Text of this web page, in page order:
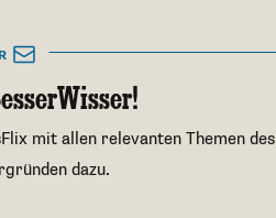
mit allen relevanten Themen des
dazu.